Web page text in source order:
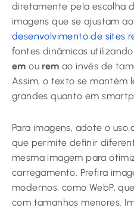
diretamente pela escolha
imagens que se ajustam
desenvolvimento de sites
fontes dinâmicas
em ou rem ao invés de
Assim, o texto se mantém
grandes quanto em
Para imagens, adote o
que permite definir
mesma imagem para
carregamento. Prefira
modernos, como WebP,
com tamanhos menores.